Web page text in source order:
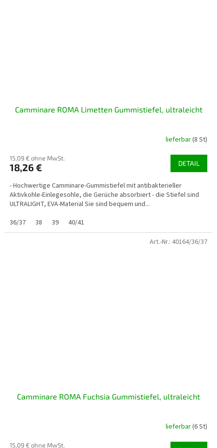
Camminare ROMA Limetten Gummistiefel, ultraleicht
lieferbar(8 St)
15,09 € ohne MwSt.
18,26 € DETAIL
- Hochwertige Camminare-Gummistiefel mit antibakterieller
Aktivkohle-Einlegesohle, die Gerüche absorbiert - die Stiefel sind
ULTRALIGHT, EVA-Material Sie sind bequem und...
36/37
38 39 40/41
Camminare ROMA Fuchsia Gummistiefel, ultraleicht
lieferbar(6 St)
15,09 € ohne MwSt.
Art.-Nr.: 40164/36/37